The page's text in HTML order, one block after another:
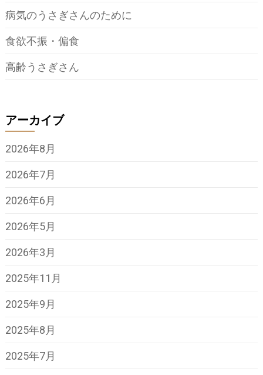
病気のうさぎさんのために
食欲不振・偏食
高齢うさぎさん
アーカイブ
2026年8月
2026年7月
2026年6月
2026年5月
2026年3月
2025年11月
2025年9月
2025年8月
2025年7月